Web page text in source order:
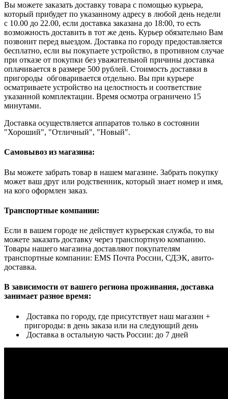
Вы можете заказать доставку товара с помощью курьера,
который прибудет по указанному адресу в любой день недели
с 10.00 до 22.00, если доставка заказана до 18:00, то есть
возможность доставить в тот же день. Курьер обязательно Вам
позвонит перед выездом. Доставка по городу предоставляется
бесплатно, если вы покупаете устройство, в противном случае
при отказе от покупки без уважительной причины доставка
оплачивается в размере 500 рублей. Стоимость доставки в
пригороды обговаривается отдельно. Вы при курьере
осматриваете устройство на целостность и соответствие
указанной комплектации. Время осмотра ограничено 15
минутами.
Доставка осуществляется аппаратов только в состоянии
"Хороший", "Отличный", "Новый".
Самовывоз из магазина:
Вы можете забрать товар в нашем магазине. Забрать покупку
может ваш друг или родственник, который знает номер и имя,
на кого оформлен заказ.
Транспортные компании:
Если в вашем городе не действует курьерская служба, то вы
можете заказать доставку через транспортную компанию.
Товары нашего магазина доставляют покупателям
транспортные компании: EMS Почта России, СДЭК, авито-
доставка.
В зависимости от вашего региона проживания, доставка
занимает разное время:
Доставка по городу, где присутствует наш магазин +
пригороды: в день заказа или на следующий день
Доставка в остальную часть России: до 7 дней